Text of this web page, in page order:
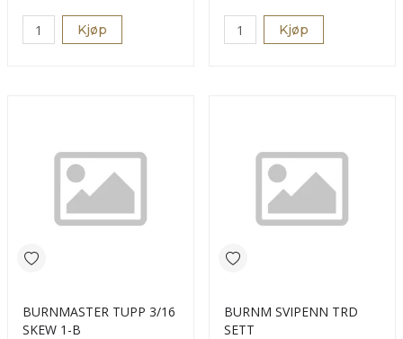
Kjøp Kjøp
BURNMASTER TUPP 3/16
SKEW 1-B
BURNM SVIPENN TRD
SETT